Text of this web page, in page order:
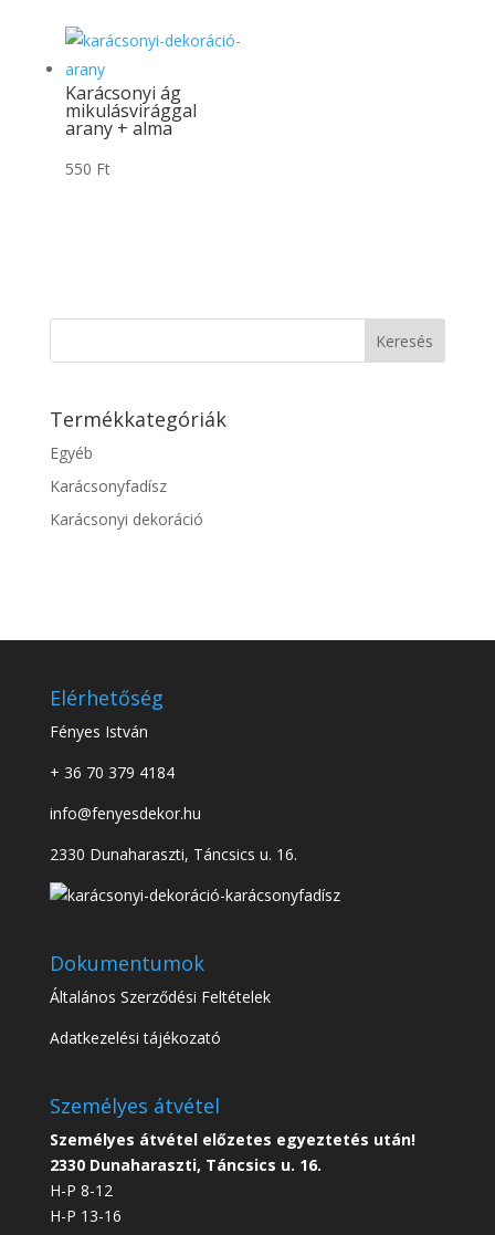
Karácsonyi ág
mikulásvirággal
arany + alma
550 Ft
Keresés
Termékkategóriák
Egyéb
Karácsonyfadísz
Karácsonyi dekoráció
Elérhetőség
Fényes István
+ 36 70 379 4184
info@fenyesdekor.hu
2330 Dunaharaszti, Táncsics u. 16.
Dokumentumok
Általános Szerződési Feltételek
Adatkezelési tájékozató
Személyes átvétel
Személyes átvétel előzetes egyeztetés után!
2330 Dunaharaszti, Táncsics u. 16.
H-P 8-12
H-P 13-16